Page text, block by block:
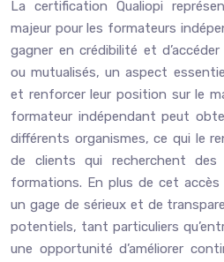
La certification Qualiopi
majeur pour les formateurs
gagner en crédibilité et
ou mutualisés, un aspect
et renforcer leur position sur le
formateur indépendant peut
différents organismes, ce qui le
de clients qui recherchent des
formations. En plus de cet accès
un gage de sérieux et de
potentiels, tant particuliers
une opportunité d’améliorer